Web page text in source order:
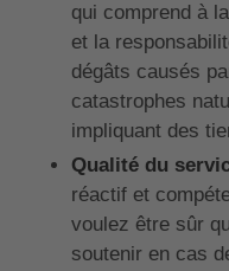
qui comprend à
et la
dégâts causés
catastrophes
impliquant des
Qualité du
réactif et
voulez être sûr
soutenir en cas